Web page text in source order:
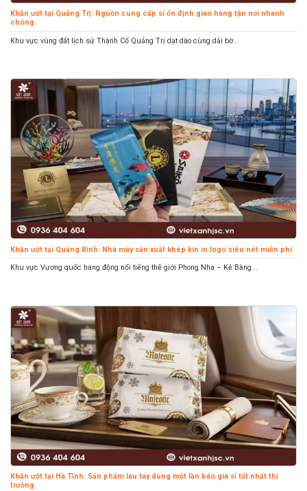
Khăn ướt tại Quảng Trị: Nguồn cung cấp sỉ ổn định giao hàng tận nơi nhanh
chóng
Khu vực vùng đất lịch sử Thành Cổ Quảng Trị dạt dào cùng dải bờ...
Khăn ướt tại Quảng Bình: Nhà máy sản xuất khép kín in logo siêu nét miễn phí
Khu vực Vương quốc hang động nổi tiếng thế giới Phong Nha – Kẻ Bàng...
Khăn ướt tại Hà Tĩnh: Sản phẩm lau tay dùng một lần báo giá sỉ tốt nhất thị
trường